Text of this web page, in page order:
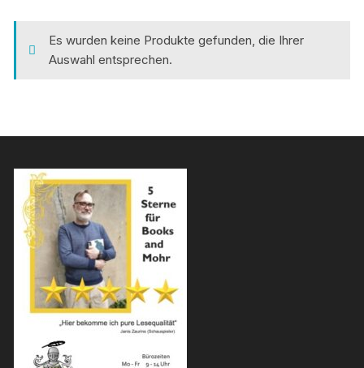
Es wurden keine Produkte gefunden, die Ihrer
Auswahl entsprechen.